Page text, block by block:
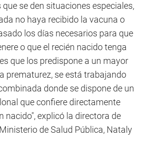
que se den situaciones especiales,
no haya recibido la vacuna o
los días necesarios para que
o que el recién nacido tenga
que los predispone a un mayor
prematurez, se está trabajando
donde se dispone de un
que confiere directamente
nacido", explicó la directora de
de Salud Pública, Nataly